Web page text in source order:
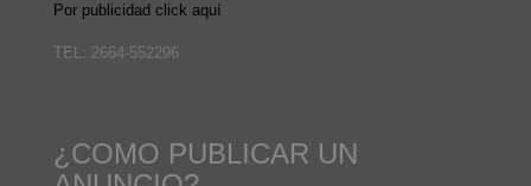
Por publicidad click aquí
TEL: 2664-552296
¿COMO PUBLICAR UN